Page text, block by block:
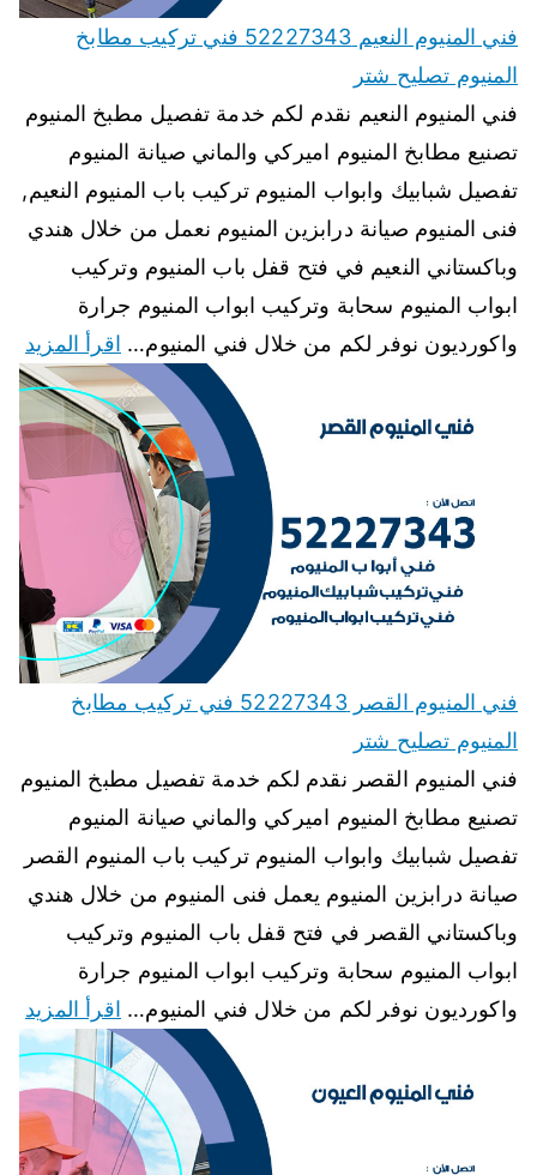
فني المنيوم النعيم 52227343 فني تركيب مطابخ
المنيوم تصليح شتر
فني المنيوم النعيم نقدم لكم خدمة تفصيل مطبخ المنيوم
تصنيع مطابخ المنيوم اميركي والماني صيانة المنيوم
تفصيل شبابيك وابواب المنيوم تركيب باب المنيوم النعيم,
فنى المنيوم صيانة درابزين المنيوم نعمل من خلال هندي
وباكستاني النعيم في فتح قفل باب المنيوم وتركيب
ابواب المنيوم سحابة وتركيب ابواب المنيوم جرارة
واكورديون نوفر لكم من خلال فني المنيوم… اقرأ المزيد
فني المنيوم القصر 52227343 فني تركيب مطابخ
المنيوم تصليح شتر
فني المنيوم القصر نقدم لكم خدمة تفصيل مطبخ المنيوم
تصنيع مطابخ المنيوم اميركي والماني صيانة المنيوم
تفصيل شبابيك وابواب المنيوم تركيب باب المنيوم القصر
صيانة درابزين المنيوم يعمل فنى المنيوم من خلال هندي
وباكستاني القصر في فتح قفل باب المنيوم وتركيب
ابواب المنيوم سحابة وتركيب ابواب المنيوم جرارة
واكورديون نوفر لكم من خلال فني المنيوم… اقرأ المزيد